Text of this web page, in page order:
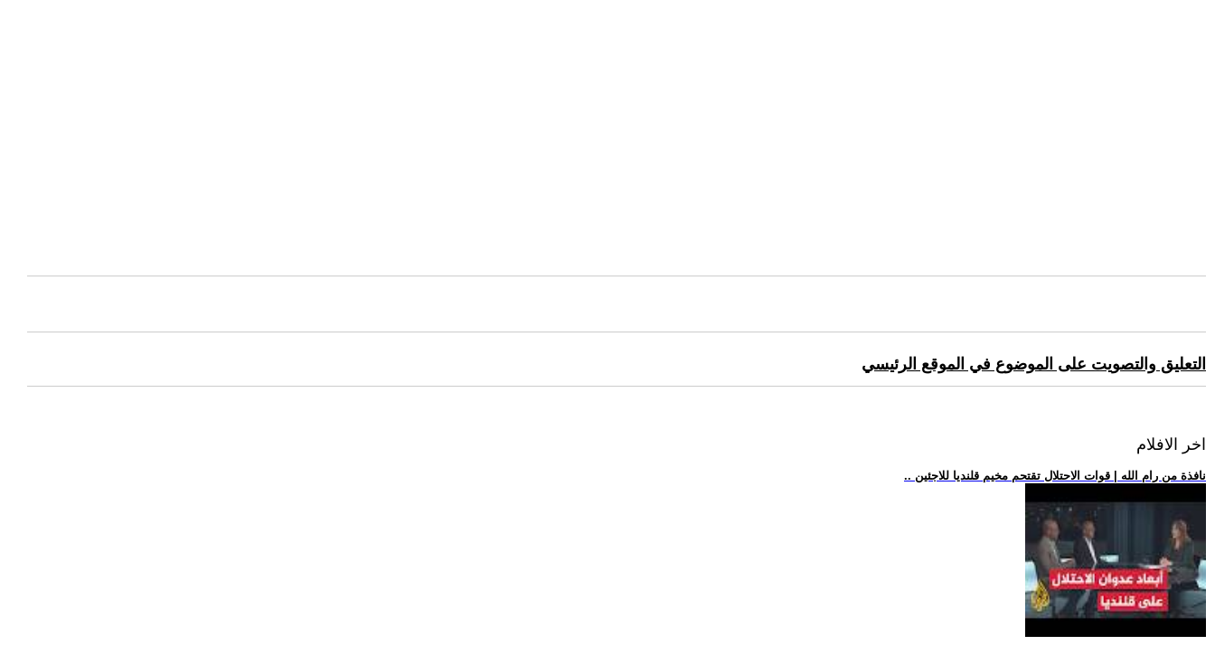
التعليق والتصويت على الموضوع في الموقع الرئيسي
اخر الافلام
.. نافذة من رام الله | قوات الاحتلال تقتحم مخيم قلنديا للاجئين